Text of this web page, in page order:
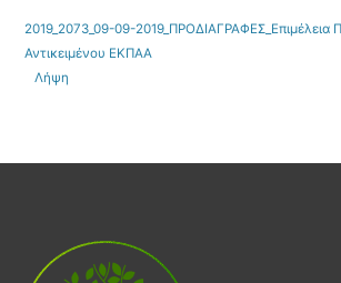
2019_2073_09-09-2019_ΠΡΟΔΙΑΓΡΑΦΕΣ_Επιμέλεια
Αντικειμένου ΕΚΠΑΑ
Λήψη